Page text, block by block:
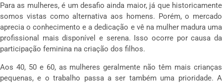
Para as mulheres, é um desafio ainda maior, já que historicamente
somos vistas como alternativa aos homens. Porém, o mercado
aprecia o conhecimento e a dedicação e vê na mulher madura uma
profissional mais disponível e serena. Isso ocorre por causa da
participação feminina na criação dos filhos.
Aos 40, 50 e 60, as mulheres geralmente não têm mais crianças
pequenas, e o trabalho passa a ser também uma prioridade. A